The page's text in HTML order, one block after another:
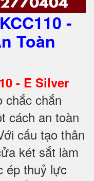
-
Toàn
- E Silver
chắc chắn
cách an toàn
cấu tạo thân
két sắt làm
ép thuỷ lực